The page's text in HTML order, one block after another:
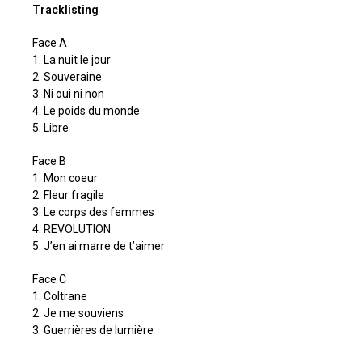
Tracklisting
Face A
1. La nuit le jour
2. Souveraine
3. Ni oui ni non
4. Le poids du monde
5. Libre
Face B
1. Mon coeur
2. Fleur fragile
3. Le corps des femmes
4. REVOLUTION
5. J’en ai marre de t’aimer
Face C
1. Coltrane
2. Je me souviens
3. Guerrières de lumière